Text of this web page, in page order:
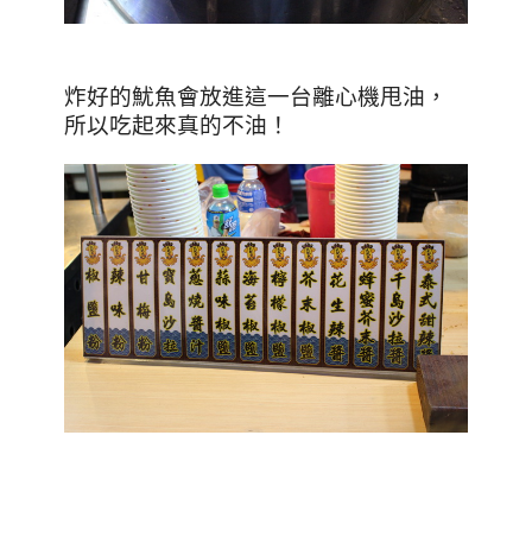
炸好的魷魚會放進這一台離心機甩油，
所以吃起來真的不油！